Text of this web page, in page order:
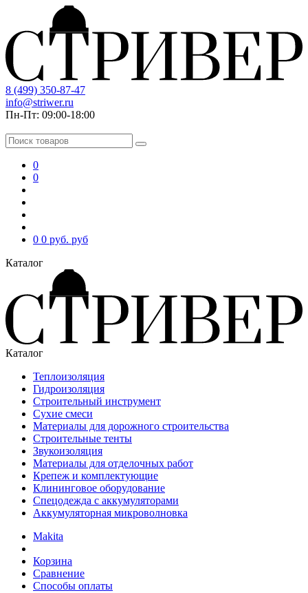
8 (499) 350-87-47
info@striwer.ru
Пн-Пт: 09:00-18:00
0
0
0 0 руб. руб
Каталог
Каталог
Теплоизоляция
Гидроизоляция
Строительный инструмент
Сухие смеси
Материалы для дорожного строительства
Строительные тенты
Звукоизоляция
Материалы для отделочных работ
Крепеж и комплектующие
Клининговое оборудование
Спецодежда с аккумуляторами
Аккумуляторная микроволновка
Makita
Корзина
Сравнение
Способы оплаты